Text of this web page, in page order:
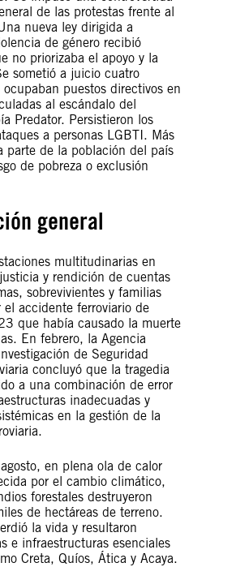
de las protestas frente al
nueva ley dirigida a
de género recibió
no priorizaba el apoyo y la
sometió a juicio cuatro
ocupaban puestos directivos en
al escándalo del
Predator. Persistieron los
a personas LGBTI. Más
parte de la población del país
de pobreza o exclusión
general
multitudinarias en
y rendición de cuentas
sobrevivientes y familias
el accidente ferroviario de
que había causado la muerte
En febrero, la Agencia
de Seguridad
concluyó que la tragedia
a una combinación de error
inadecuadas y
en la gestión de la
en plena ola de calor
por el cambio climático,
forestales destruyeron
de hectáreas de terreno.
la vida y resultaron
e infraestructuras esenciales
Creta, Quíos, Ática y Acaya.